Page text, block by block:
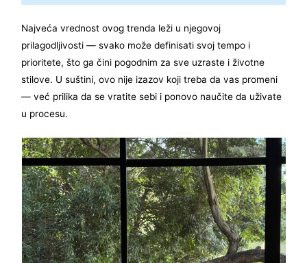
Najveća vrednost ovog trenda leži u njegovoj
prilagodljivosti — svako može definisati svoj tempo i
prioritete, što ga čini pogodnim za sve uzraste i životne
stilove. U suštini, ovo nije izazov koji treba da vas promeni
— već prilika da se vratite sebi i ponovo naučite da uživate
u procesu.